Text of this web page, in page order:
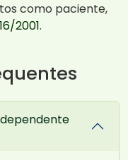
como paciente,
2001.